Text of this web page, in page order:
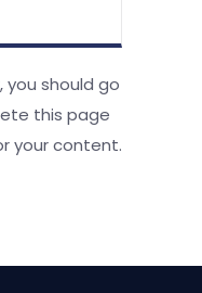
you should go
this page
your content.